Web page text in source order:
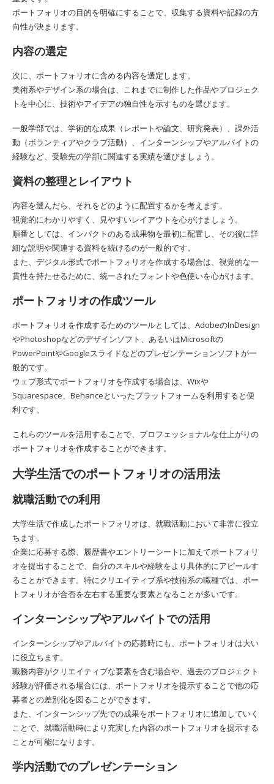
ポートフォリオの目的を明確にすることで、収集する資料や記録の方
向性が決まります。
内容の選定
次に、ポートフォリオに含める内容を選定します。
美術系やデザイン系の場合は、これまでに制作した作品やプロジェク
トを中心に、技術やアイデアの独自性を示すものを選びます。
一般学部では、学術的な成果（レポートや論文、研究発表）、課外活
動（ボランティアやクラブ活動）、インターンシップやアルバイトの
経験など、受験先の学部に関連する実績を選びましょう。
資料の整理とレイアウト
内容を選んだら、それをどのように配置するかを考えます。
視覚的にわかりやすく、見やすいレイアウトを心がけましょう。
順番としては、インパクトのある成果物を最初に配置し、その後に詳
細な説明や関連する資料を続けるのが一般的です。
また、デジタル形式でポートフォリオを作成する場合は、視覚的な一
貫性を持たせるために、統一されたフォントや色使いを心がけます。
ポートフォリオの作成ツール
ポートフォリオを作成するためのツールとしては、AdobeのInDesign
やPhotoshopなどのデザインソフト、あるいはMicrosoftの
PowerPointやGoogleスライドなどのプレゼンテーションソフトが一
般的です。
ウェブ形式でポートフォリオを作成する場合は、Wixや
Squarespace、Behanceといったプラットフォームを利用すると便
利です。
これらのツールを活用することで、プロフェッショナルな仕上がりの
ポートフォリオを作成することができます。
大学生活でのポートフォリオの活用法
就職活動での利用
大学生活で作成したポートフォリオは、就職活動において非常に役立
ちます。
企業に応募する際、履歴書やエントリーシートに加えてポートフォリ
オを提出することで、自分のスキルや経験をより具体的にアピールす
ることができます。特にクリエイティブ系や技術系の職種では、ポー
トフォリオが合否を左右する重要な要素となることが多いです。
インターンシップやアルバイトでの活用
インターンシップやアルバイトの応募時にも、ポートフォリオは大い
に役立ちます。
職務内容がクリエイティブな要素を含む場合や、過去のプロジェクト
経験が評価される場合には、ポートフォリオを提示することで他の応
募者との差別化を図ることができます。
また、インターンシップ先での成果をポートフォリオに追加していく
ことで、就職活動時により充実した内容のポートフォリオを提示する
ことが可能になります。
学内活動でのプレゼンテーション